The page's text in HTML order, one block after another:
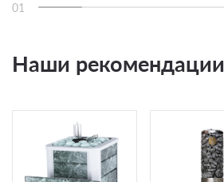
01
Наши рекомендации